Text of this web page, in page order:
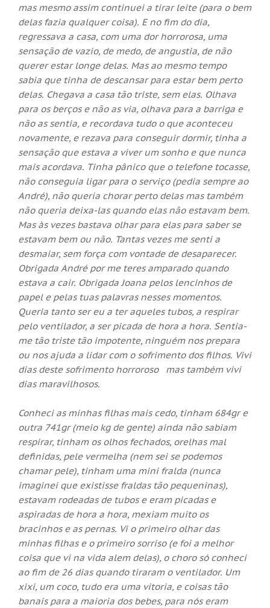
mas mesmo assim continuei a tirar leite (para o bem
delas fazia qualquer coisa). E no fim do dia,
regressava a casa, com uma dor horrorosa, uma
sensação de vazio, de medo, de angustia, de não
querer estar longe delas. Mas ao mesmo tempo
sabia que tinha de descansar para estar bem perto
delas. Chegava a casa tão triste, sem elas. Olhava
para os berços e não as via, olhava para a barriga e
não as sentia, e recordava tudo o que aconteceu
novamente, e rezava para conseguir dormir, tinha a
sensação que estava a viver um sonho e que nunca
mais acordava. Tinha pânico que o telefone tocasse,
não conseguia ligar para o serviço (pedia sempre ao
André), não queria chorar perto delas mas também
não queria deixa-las quando elas não estavam bem.
Mas às vezes bastava olhar para elas para saber se
estavam bem ou não. Tantas vezes me senti a
desmaiar, sem força com vontade de desaparecer.
Obrigada André por me teres amparado quando
estava a cair. Obrigada Joana pelos lencinhos de
papel e pelas tuas palavras nesses momentos.
Queria tanto ser eu a ter aqueles tubos, a respirar
pelo ventilador, a ser picada de hora a hora. Sentia-
me tão triste tão impotente, ninguém nos prepara
ou nos ajuda a lidar com o sofrimento dos filhos. Vivi
dias deste sofrimento horroroso mas também vivi
dias maravilhosos.
Conheci as minhas filhas mais cedo, tinham 684gr e
outra 741gr (meio kg de gente) ainda não sabiam
respirar, tinham os olhos fechados, orelhas mal
definidas, pele vermelha (nem sei se podemos
chamar pele), tinham uma mini fralda (nunca
imaginei que existisse fraldas tão pequeninas),
estavam rodeadas de tubos e eram picadas e
aspiradas de hora a hora, mexiam muito os
bracinhos e as pernas. Vi o primeiro olhar das
minhas filhas e o primeiro sorriso (e foi a melhor
coisa que vi na vida alem delas), o choro só conheci
ao fim de 26 dias quando tiraram o ventilador. Um
xixi, um coco, tudo era uma vitoria, e coisas tão
banais para a maioria dos bebes, para nós eram